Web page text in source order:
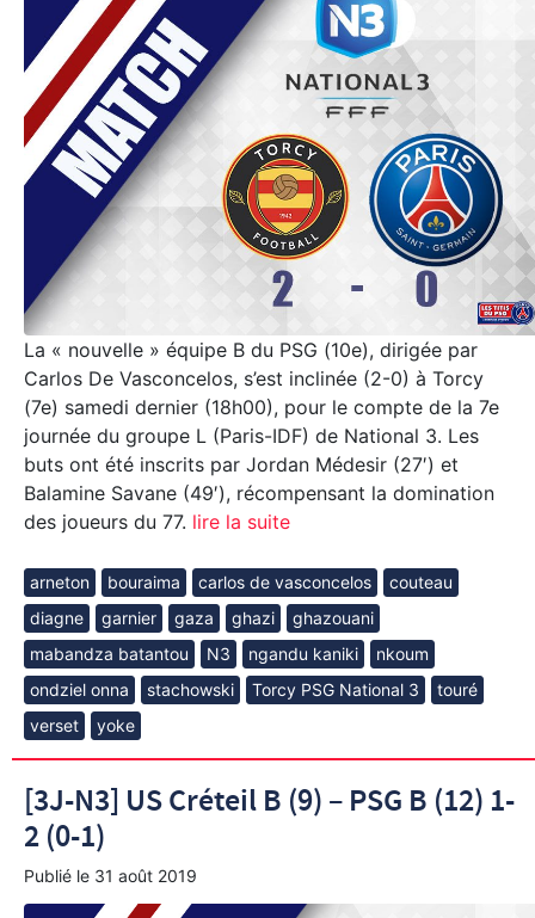
La « nouvelle » équipe B du PSG (10e), dirigée par
Carlos De Vasconcelos, s’est inclinée (2-0) à Torcy
(7e) samedi dernier (18h00), pour le compte de la 7e
journée du groupe L (Paris-IDF) de National 3. Les
buts ont été inscrits par Jordan Médesir (27′) et
Balamine Savane (49′), récompensant la domination
des joueurs du 77. lire la suite
arneton bouraima carlos de vasconcelos
couteau
diagne
garnier gaza ghazi
ghazouani
mabandza batantou
N3 ngandu kaniki
nkoum
ondziel onna
stachowski Torcy PSG National 3
touré
verset
yoke
[3J-N3] US Créteil B (9) – PSG B (12) 1-
2 (0-1)
Publié le 31 août 2019